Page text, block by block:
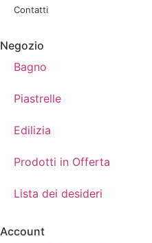
Contatti
Negozio
Bagno
Piastrelle
Edilizia
Prodotti in Offerta
Lista dei desideri
Account